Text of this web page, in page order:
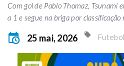
Com gol de Pablo Thomaz, Tsunami
a 1 e segue na briga por classificação
25 mai, 2026